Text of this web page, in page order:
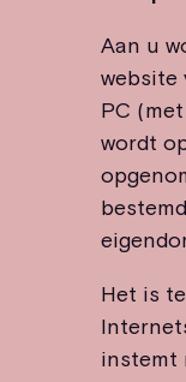
Aan u
website
PC
wordt
Het is
instemt